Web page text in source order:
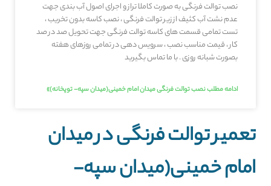
نصب توالت فرنگی به صورت کاملا تراز و اجرای اصول آب بندی جهت
عدم نشت آب کثیف از زیر توالت فرنگی ، نصب کاسه بدون تخریب ،
تست تمامی قسمت های کاسه توالت فرنگی جهت تحویل صد در صد
کار ، قیمت مناسب نصب ، سرویس دهی در تمامی روزهای هفته
بصورت شبانه روزی . با ما تماس بگیرید
ادامه مطلب نصب توالت فرنگی میدان امام خمینی(میدان سپه- توپخانه)»
تعمیر توالت فرنگی در میدان
امام خمینی(میدان سپه-